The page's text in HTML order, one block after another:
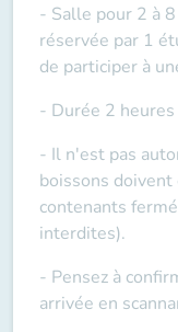
- Salle pour 2 à
réservée par 1
de participer à
- Durée 2
- Il n'est pas
boissons
contenants
interdites).
- Pensez à
arrivée en